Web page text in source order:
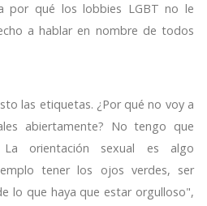
por qué los lobbies LGBT no le
a hablar en nombre de todos
las etiquetas. ¿Por qué no voy a
abiertamente? No tengo que
La orientación sexual es algo
tener los ojos verdes, ser
lo que haya que estar orgulloso",